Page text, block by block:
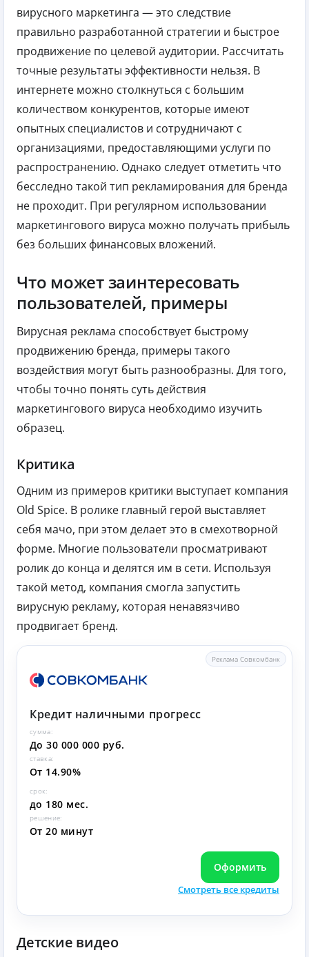
вирусного маркетинга — это следствие
правильно разработанной стратегии и быстрое
продвижение по целевой аудитории. Рассчитать
точные результаты эффективности нельзя. В
интернете можно столкнуться с большим
количеством конкурентов, которые имеют
опытных специалистов и сотрудничают с
организациями, предоставляющими услуги по
распространению. Однако следует отметить что
бесследно такой тип рекламирования для бренда
не проходит. При регулярном использовании
маркетингового вируса можно получать прибыль
без больших финансовых вложений.
Что может заинтересовать
пользователей, примеры
Вирусная реклама способствует быстрому
продвижению бренда, примеры такого
воздействия могут быть разнообразны. Для того,
чтобы точно понять суть действия
маркетингового вируса необходимо изучить
образец.
Критика
Одним из примеров критики выступает компания
Old Spice. В ролике главный герой выставляет
себя мачо, при этом делает это в смехотворной
форме. Многие пользователи просматривают
ролик до конца и делятся им в сети. Используя
такой метод, компания смогла запустить
вирусную рекламу, которая ненавязчиво
продвигает бренд.
Реклама Совкомбанк
Кредит наличными прогресс
сумма:
До 30 000 000 руб.
ставка:
От 14.90%
срок:
до 180 мес.
решение:
От 20 минут
Оформить
Смотреть все кредиты
Детские видео